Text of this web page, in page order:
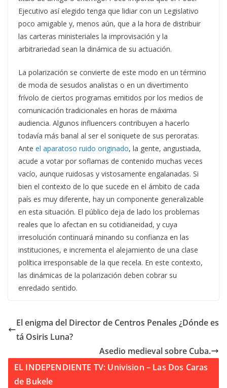
Ejecutivo así elegido tenga que lidiar con un Legislativo
poco amigable y, menos aún, que a la hora de distribuir
las carteras ministeriales la improvisación y la
arbitrariedad sean la dinámica de su actuación.
La polarización se convierte de este modo en un término
de moda de sesudos analistas o en un divertimento
frívolo de ciertos programas emitidos por los medios de
comunicación tradicionales en horas de máxima
audiencia. Algunos influencers contribuyen a hacerlo
todavía más banal al ser el soniquete de sus peroratas.
Ante el aparatoso ruido originado, la gente, angustiada,
acude a votar por soflamas de contenido muchas veces
vacío, aunque ruidosas y vistosamente engalanadas. Si
bien el contexto de lo que sucede en el ámbito de cada
país es muy diferente, hay un componente generalizable
en esta situación. El público deja de lado los problemas
reales que lo afectan en su cotidianeidad, y cuya
irresolución continuará minando su confianza en las
instituciones, e incrementa el alejamiento de una clase
política irresponsable de la que recela. En este contexto,
las dinámicas de la polarización deben cobrar su
enredado sentido.
El enigma del Director de Centros Penales ¿Dónde es
tá Osiris Luna?
Asedio medieval sobre Cuba.
EL INDEPENDIENTE TV: Univision – Las Dos Caras
de Bukele